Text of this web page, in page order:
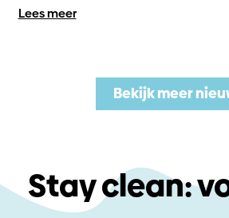
Lees meer
Bekijk meer
Stay clean: